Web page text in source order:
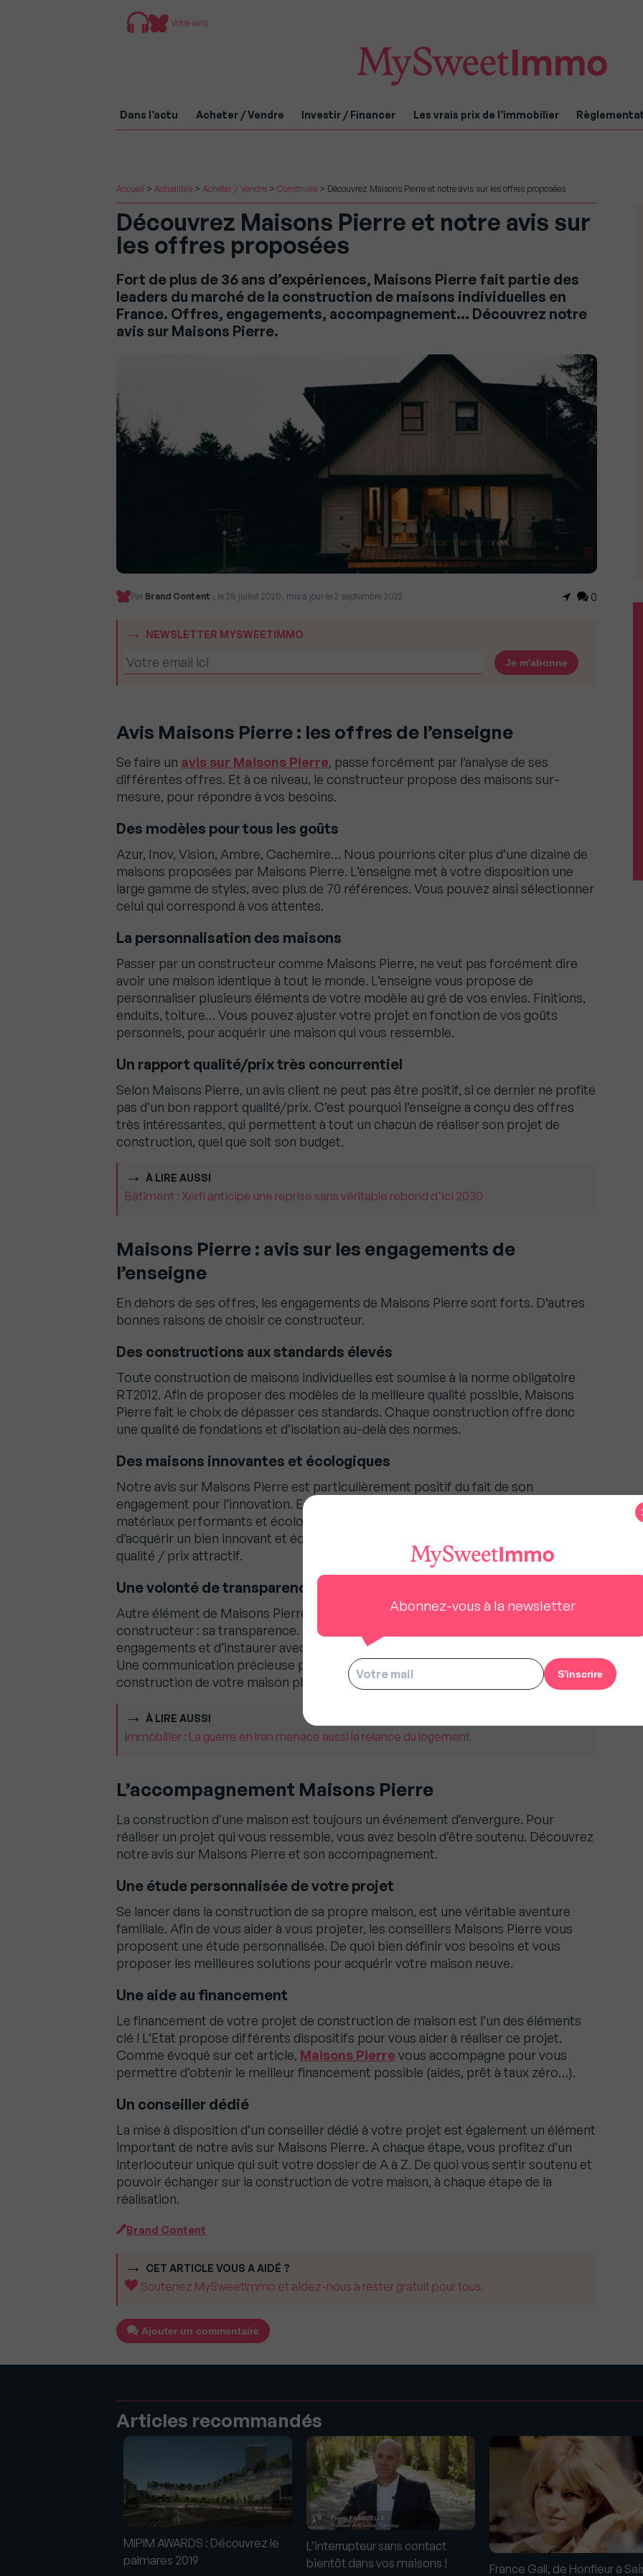
Votre avis
Dans l’actu Acheter / Vendre Investir / Financer Les vrais prix de l’immobilier
Accueil > Actualités > Acheter / Vendre > Construire > Découvrez Maisons Pierre et notre avis sur les offres proposées
Découvrez Maisons Pierre et notre avis sur
les offres proposées
Fort de plus de 36 ans d’expériences, Maisons Pierre fait partie des
leaders du marché de la construction de maisons individuelles en
France. Offres, engagements, accompagnement… Découvrez notre
avis sur Maisons Pierre.
Par Brand Content , le 28 juillet 2020, mis à jour le 2 septembre 2022 0
NEWSLETTER MYSWEETIMMO
Avis Maisons Pierre : les offres de l’enseigne
Se faire un avis sur Maisons Pierre, passe forcément par l’analyse de ses
différentes offres. Et à ce niveau, le constructeur propose des maisons sur-
mesure, pour répondre à vos besoins.
Des modèles pour tous les goûts
Azur, Inov, Vision, Ambre, Cachemire… Nous pourrions citer plus d’une dizaine de
maisons proposées par Maisons Pierre. L’enseigne met à votre disposition une
large gamme de styles, avec plus de 70 références. Vous pouvez ainsi sélectionner
celui qui correspond à vos attentes.
La personnalisation des maisons
Passer par un constructeur comme Maisons Pierre, ne veut pas forcément dire
avoir une maison identique à tout le monde. L’enseigne vous propose de
personnaliser plusieurs éléments de votre modèle au gré de vos envies. Finitions,
enduits, toiture… Vous pouvez ajuster votre projet en fonction de vos goûts
personnels, pour acquérir une maison qui vous ressemble.
Un rapport qualité/prix très concurrentiel
Selon Maisons Pierre, un avis client ne peut pas être positif, si ce dernier ne profite
pas d’un bon rapport qualité/prix. C’est pourquoi l’enseigne a conçu des offres
très intéressantes, qui permettent à tout un chacun de réaliser son projet de
construction, quel que soit son budget.
À LIRE AUSSI
Bâtiment : Xerfi anticipe une reprise sans véritable rebond d'ici 2030
Maisons Pierre : avis sur les engagements de
l’enseigne
En dehors de ses offres, les engagements de Maisons Pierre sont forts. D’autres
bonnes raisons de choisir ce constructeur.
Des constructions aux standards élevés
Toute construction de maisons individuelles est soumise à la norme obligatoire
RT2012. Afin de proposer des modèles de la meilleure qualité possible, Maisons
Pierre fait le choix de dépasser ces standards. Chaque construction offre donc
une qualité de fondations et d’isolation au-delà des normes.
Des maisons innovantes et écologiques
Notre avis sur Maisons Pierre est particulièrement positif du fait de son
engagement pour l’innovation. En effet, l’enseigne intègre pleinement des
matériaux performants et écologiques dans ses offres. De quoi vous permettre
d’acquérir un bien innovant et économe en énergie, tout en conservant un rapport
qualité / prix attractif.
Une volonté de transparence
Autre élément de Maisons Pierre qui pourrait vous convaincre de choisir ce
constructeur : sa transparence. En effet, l’enseigne a à coeur de respecter ses
engagements et d’instaurer avec vous un dialogue ouvert, durant tout le projet.
Une communication précieuse pour éviter les mauvaises surprises et aborder la
construction de votre maison plus sereinement.
À LIRE AUSSI
Immobilier : La guerre en Iran menace aussi la relance du logement
L’accompagnement Maisons Pierre
La construction d’une maison est toujours un événement d’envergure. Pour
réaliser un projet qui vous ressemble, vous avez besoin d’être soutenu. Découvrez
notre avis sur Maisons Pierre et son accompagnement.
Une étude personnalisée de votre projet
Se lancer dans la construction de sa propre maison, est une véritable aventure
familiale. Afin de vous aider à vous projeter, les conseillers Maisons Pierre vous
proposent une étude personnalisée. De quoi bien définir vos besoins et vous
proposer les meilleures solutions pour acquérir votre maison neuve.
Une aide au financement
Le financement de votre projet de construction de maison est l’un des éléments
clé ! L’Etat propose différents dispositifs pour vous aider à réaliser ce projet.
Comme évoqué sur cet article, Maisons Pierre vous accompagne pour vous
permettre d’obtenir le meilleur financement possible (aides, prêt à taux zéro…).
Un conseiller dédié
La mise à disposition d’un conseiller dédié à votre projet est également un élément
important de notre avis sur Maisons Pierre. A chaque étape, vous profitez d’un
interlocuteur unique qui suit votre dossier de A à Z. De quoi vous sentir soutenu et
pouvoir échanger sur la construction de votre maison, à chaque étape de la
réalisation.
Brand Content
CET ARTICLE VOUS A AIDÉ ?
Soutenez MySweetImmo et aidez-nous à rester gratuit pour tous.
Ajouter un commentaire
Articles recommandés
MIPIM AWARDS : Découvrez le
palmares 2019
L’interrupteur sans contact
bientôt dans vos maisons !
France Gall, de Honfleur à
Abonnez-vous à la newsletter